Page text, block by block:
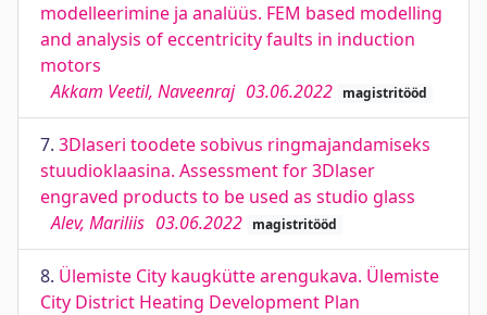
modelleerimine ja analüüs. FEM based modelling
and analysis of eccentricity faults in induction
motors
Akkam Veetil, Naveenraj 03.06.2022 magistritööd
7. 3Dlaseri toodete sobivus ringmajandamiseks
stuudioklaasina. Assessment for 3Dlaser
engraved products to be used as studio glass
Alev, Mariliis 03.06.2022 magistritööd
8. Ülemiste City kaugkütte arengukava. Ülemiste
City District Heating Development Plan